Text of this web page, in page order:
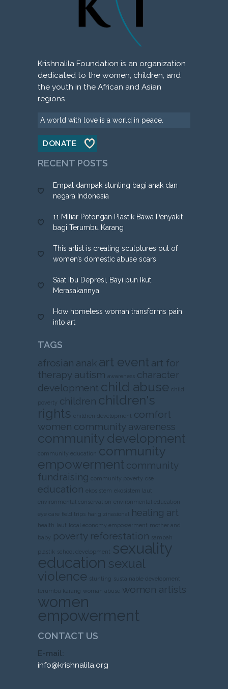
Krishnalila Foundation is an organization
dedicated to the women, children, and
the youth in the African and Asian
regions.
A world with love is a world in peace.
DONATE
RECENT POSTS
Empat dampak stunting bagi anak dan
negara Indonesia
11 Miliar Potongan Plastik Bawa Penyakit
bagi Terumbu Karang
This artist is creating sculptures out of
women’s domestic abuse scars
Saat Ibu Depresi, Bayi pun Ikut
Merasakannya
How homeless woman transforms pain
into art
TAGS
afrosian anak art event art for
therapy autism awareness character
development child abuse child
poverty children children's
rights children development comfort
women community awareness
community development
community education community
empowerment community
fundraising community poverty cse
education ekosistem ekosistem laut
environmental conservation environmental education
eye care
field trips harigizinasional healing art
health laut local economy empowerment mother and
baby
poverty reforestation sampah
plastik school development sexuality
education sexual
violence stunting sustainable development
terumbu karang
woman abuse women artists
women
empowerment
CONTACT US
E-mail:
info@krishnalila.org